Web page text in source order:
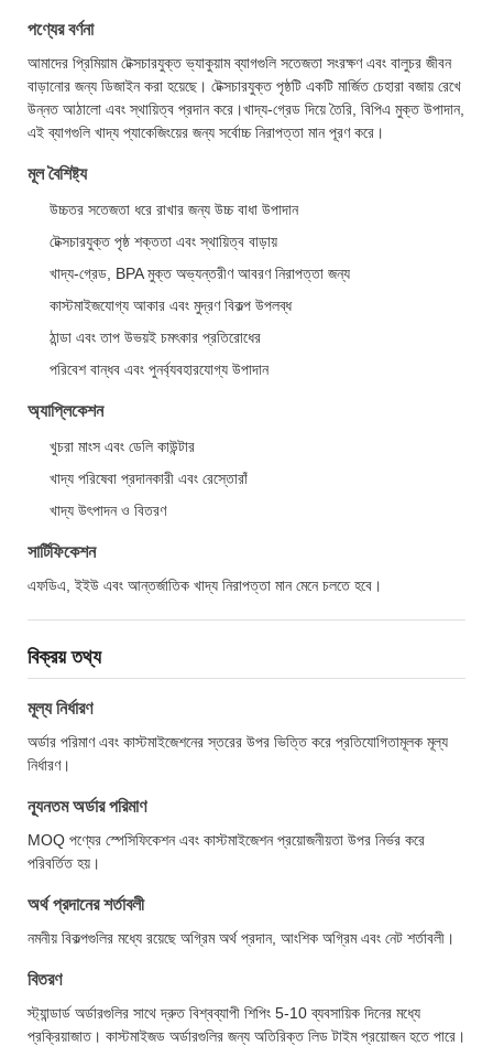
পণ্যের বর্ণনা
আমাদের প্রিমিয়াম টেক্সচারযুক্ত ভ্যাকুয়াম ব্যাগগুলি সতেজতা সংরক্ষণ এবং বালুচর জীবন
বাড়ানোর জন্য ডিজাইন করা হয়েছে। টেক্সচারযুক্ত পৃষ্ঠটি একটি মার্জিত চেহারা বজায় রেখে
উন্নত আঠালো এবং স্থায়িত্ব প্রদান করে।খাদ্য-গ্রেড দিয়ে তৈরি, বিপিএ মুক্ত উপাদান,
এই ব্যাগগুলি খাদ্য প্যাকেজিংয়ের জন্য সর্বোচ্চ নিরাপত্তা মান পূরণ করে।
মূল বৈশিষ্ট্য
উচ্চতর সতেজতা ধরে রাখার জন্য উচ্চ বাধা উপাদান
টেক্সচারযুক্ত পৃষ্ঠ শক্ততা এবং স্থায়িত্ব বাড়ায়
খাদ্য-গ্রেড, BPA মুক্ত অভ্যন্তরীণ আবরণ নিরাপত্তা জন্য
কাস্টমাইজযোগ্য আকার এবং মুদ্রণ বিকল্প উপলব্ধ
ঠান্ডা এবং তাপ উভয়ই চমৎকার প্রতিরোধের
পরিবেশ বান্ধব এবং পুনর্ব্যবহারযোগ্য উপাদান
অ্যাপ্লিকেশন
খুচরা মাংস এবং ডেলি কাউন্টার
খাদ্য পরিষেবা প্রদানকারী এবং রেস্তোরাঁ
খাদ্য উৎপাদন ও বিতরণ
সার্টিফিকেশন
এফডিএ, ইইউ এবং আন্তর্জাতিক খাদ্য নিরাপত্তা মান মেনে চলতে হবে।
বিক্রয় তথ্য
মূল্য নির্ধারণ
অর্ডার পরিমাণ এবং কাস্টমাইজেশনের স্তরের উপর ভিত্তি করে প্রতিযোগিতামূলক মূল্য
নির্ধারণ।
ন্যূনতম অর্ডার পরিমাণ
MOQ পণ্যের স্পেসিফিকেশন এবং কাস্টমাইজেশন প্রয়োজনীয়তা উপর নির্ভর করে
পরিবর্তিত হয়।
অর্থ প্রদানের শর্তাবলী
নমনীয় বিকল্পগুলির মধ্যে রয়েছে অগ্রিম অর্থ প্রদান, আংশিক অগ্রিম এবং নেট শর্তাবলী।
বিতরণ
স্ট্যান্ডার্ড অর্ডারগুলির সাথে দ্রুত বিশ্বব্যাপী শিপিং 5-10 ব্যবসায়িক দিনের মধ্যে
প্রক্রিয়াজাত। কাস্টমাইজড অর্ডারগুলির জন্য অতিরিক্ত লিড টাইম প্রয়োজন হতে পারে।